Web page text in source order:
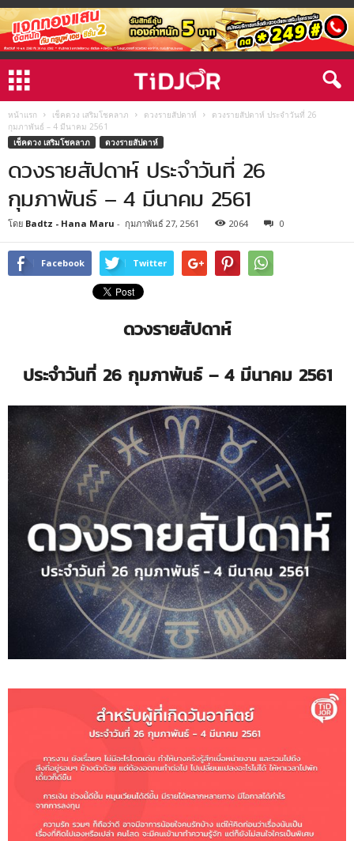
หน้าแรก เช็คดวง เสริมโชคลาภ ดวงรายสัปดาห์
ดวงรายสัปดาห์ ประจำวันที่ 26
กุมภาพันธ์ – 4 มีนาคม 2561
เช็คดวง เสริมโชคลาภ
ดวงรายสัปดาห์
ดวงรายสัปดาห์ ประจำวันที่ 26
กุมภาพันธ์ – 4 มีนาคม 2561
โดย Badtz - Hana Maru - กุมภาพันธ์ 27, 2561 2064 0
Facebook Twitter
ดวงรายสัปดาห์
ประจำวันที่ 26 กุมภาพันธ์ – 4 มีนาคม 2561